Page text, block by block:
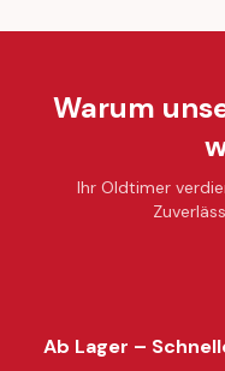
Warum
Ihr Oldtimer
Ab Lager –